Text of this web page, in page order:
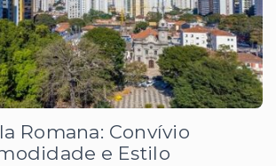
Romana: Convívio
e Estilo